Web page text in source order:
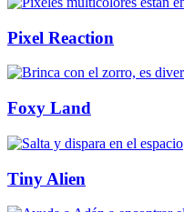
Pixel Reaction
Foxy Land
Tiny Alien